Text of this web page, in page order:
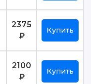
2375
₽
Купить
2100
₽
Купить